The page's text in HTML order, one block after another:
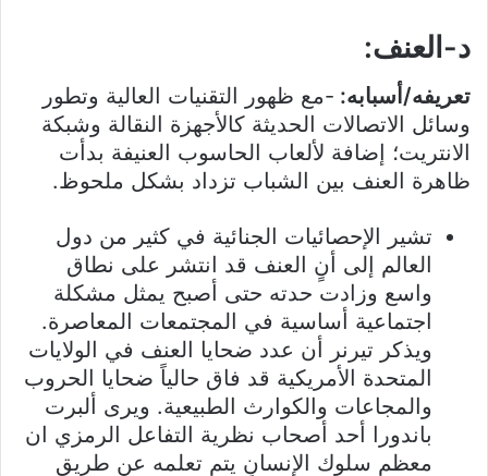
د-العنف:
تعريفه/أسبابه: -مع ظهور التقنيات العالية وتطور
وسائل الاتصالات الحديثة كالأجهزة النقالة وشبكة
الانتريت؛ إضافة لألعاب الحاسوب العنيفة بدأت
ظاهرة العنف بين الشباب تزداد بشكل ملحوظ.
تشير الإحصائيات الجنائية في كثير من دول
العالم إلى أنٍ العنف قد انتشر على نطاق
واسع وزادت حدته حتى أصبح يمثل مشكلة
اجتماعية أساسية في المجتمعات المعاصرة.
ويذكر تيرنر أن عدد ضحايا العنف في الولايات
المتحدة الأمريكية قد فاق حالياً ضحايا الحروب
والمجاعات والكوارث الطبيعية. ويرى ألبرت
باندورا أحد أصحاب نظرية التفاعل الرمزي ان
معظم سلوك الإنسانٍ يتم تعلمه عن طريق